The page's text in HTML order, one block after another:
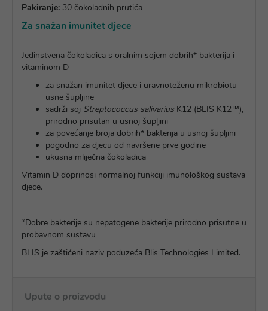
Pakiranje: 30 čokoladnih prutića
Za snažan imunitet djece
Jedinstvena čokoladica s oralnim sojem dobrih* bakterija i
vitaminom D
za snažan imunitet djece i uravnoteženu mikrobiotu
usne šupljine
sadrži soj Streptococcus salivarius K12 (BLIS K12™),
prirodno prisutan u usnoj šupljini
za povećanje broja dobrih* bakterija u usnoj šupljini
pogodno za djecu od navršene prve godine
ukusna mliječna čokoladica
Vitamin D doprinosi normalnoj funkciji imunološkog sustava
djece.
*Dobre bakterije su nepatogene bakterije prirodno prisutne u
probavnom sustavu
BLIS je zaštićeni naziv poduzeća Blis Technologies Limited.
Upute o proizvodu